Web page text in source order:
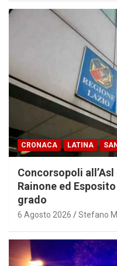
CRONACA LATINA
Concorsopoli
Rainone ed
grado
6 Agosto 2026 Stefano